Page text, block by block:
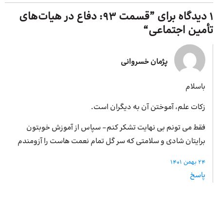
1 دیدگاه برای ”
قسمت 93: دفاع در هیات‌های
تأمین اجتماعی“
پژمان خسروانی
باسلام
زکات علم، آموختن آن به دیگران است.
فقط می تونم بی نهایت تشکر کنم- سپاس از آموزش خوبتون
برایتان شادی و سلامتی که سر گل تمام نعمت هاست را آزومندم
24 بهمن 1401
پاسخ